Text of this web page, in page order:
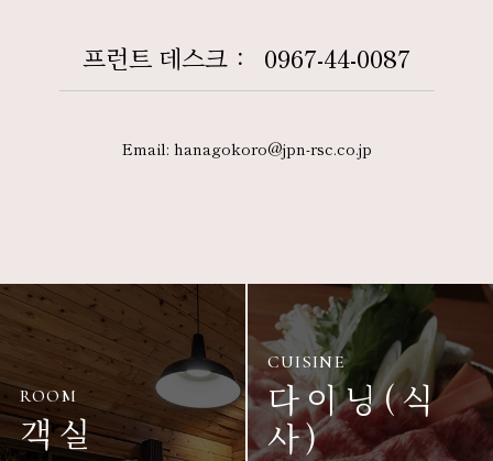
프런트 데스크： 0967-44-0087
Email: hanagokoro@jpn-rsc.co.jp
ROOM
객실
CUISINE
다이닝(식
사)